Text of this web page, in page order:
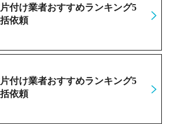
付け業者おすすめランキング5
依頼
付け業者おすすめランキング5
依頼